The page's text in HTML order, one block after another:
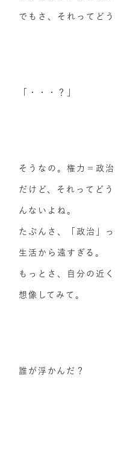
でもさ、それってど
「・・・？」
そうなの。権力＝政
だけど、それってど
んないよね。
たぶんさ、「政治」
生活から遠すぎる。
もっとさ、自分の近
想像してみて。
誰が浮かんだ？